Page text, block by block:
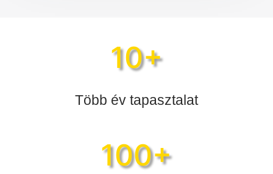
10+
Több év tapasztalat
100+